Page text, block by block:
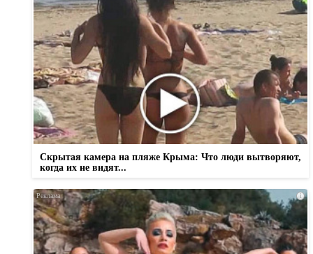
Скрытая камера на пляже Крыма: Что люди вытворяют,
когда их не видят...
i